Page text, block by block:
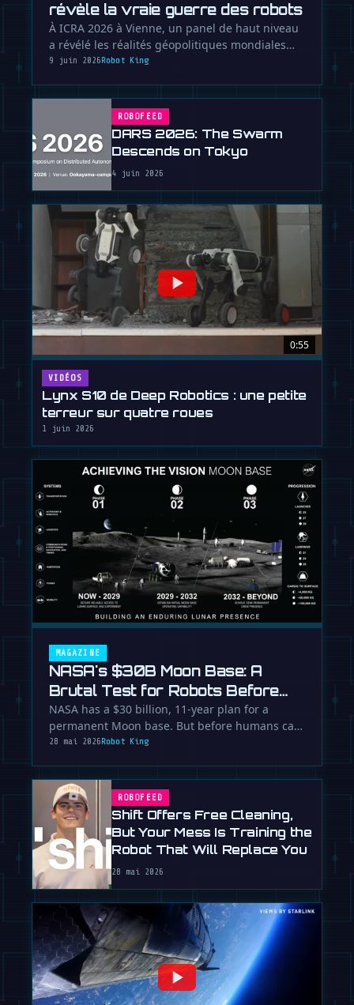
révèle la vraie guerre des robots
À ICRA 2026 à Vienne, un panel de haut niveau
a révélé les réalités géopolitiques mondiales
qui façonnent le futur de la …
9 juin 2026Robot King
ROBOFEED
DARS 2026: The Swarm
Descends on Tokyo
4 juin 2026
0:55
VIDÉOS
Lynx S10 de Deep Robotics : une petite
terreur sur quatre roues
1 juin 2026
MAGAZINE
NASA's $30B Moon Base: A
Brutal Test for Robots Before
Mars
NASA has a $30 billion, 11-year plan for a
permanent Moon base. But before humans can
stay, robots must conquer the …
28 mai 2026Robot King
ROBOFEED
Shift Offers Free Cleaning,
But Your Mess Is Training the
Robot That Will Replace You
28 mai 2026